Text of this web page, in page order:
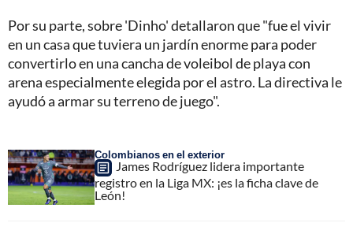
Por su parte, sobre 'Dinho' detallaron que "fue el vivir
en un casa que tuviera un jardín enorme para poder
convertirlo en una cancha de voleibol de playa con
arena especialmente elegida por el astro. La directiva le
ayudó a armar su terreno de juego".
Colombianos en el exterior
James Rodríguez lidera importante
registro en la Liga MX: ¡es la ficha clave de
León!